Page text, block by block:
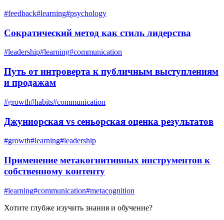
#feedback#learning#psychology
Сократический метод как стиль лидерства
#leadership#learning#communication
Путь от интроверта к публичным выступлениям
и продажам
#growth#habits#communication
Джуниорская vs сеньорская оценка результатов
#growth#learning#leadership
Применение метакогнитивных инструментов к
собственному контенту
#learning#communication#metacognition
Хотите глубже изучить знания и обучение?